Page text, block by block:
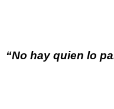
“No hay quien lo